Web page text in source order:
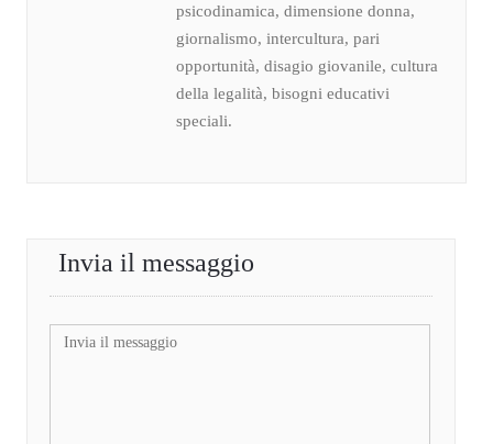
psicodinamica, dimensione donna,
giornalismo, intercultura, pari
opportunità, disagio giovanile, cultura
della legalità, bisogni educativi
speciali.
Invia il messaggio